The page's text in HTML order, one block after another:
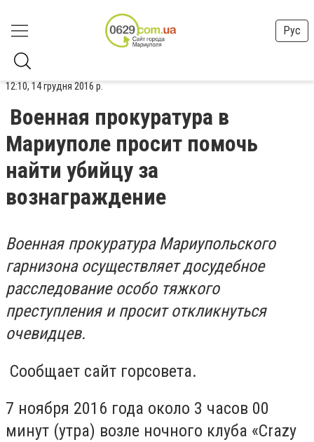
Рус
12:10, 14 грудня 2016 р.
Военная прокуратура в
Мариуполе просит помочь
найти убийцу за
вознаграждение
Военная прокуратура Мариупольского
гарнизона осуществляет досудебное
расследование особо тяжкого
преступления и просит откликнуться
очевидцев.
Сообщает сайт горсовета.
7 ноября 2016 года около 3 часов 00
минут (утра) возле ночного клуба «Crazy